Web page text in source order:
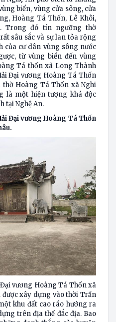
biển, vùng cửa sông, cửa
Hoàng Tá Thốn, Lê Khôi,
Trong đó tín ngưỡng thờ
sâu sắc và sự lan tỏa rộng
cư dân vùng sông nước
từ vùng biển đến vùng
Tá thốn xã Long Thành
Đại vương Hoàng Tá Thốn
thờ Hoàng Tá Thốn xã Nghi
là một hiện tượng khá độc
tại Nghệ An.
Đại vương Hoàng Tá Thốn
vương Hoàng Tá Thốn xã
được xây dựng vào thời Trần
khu đất cao ráo hướng ra
trên địa thế đắc địa. Bao